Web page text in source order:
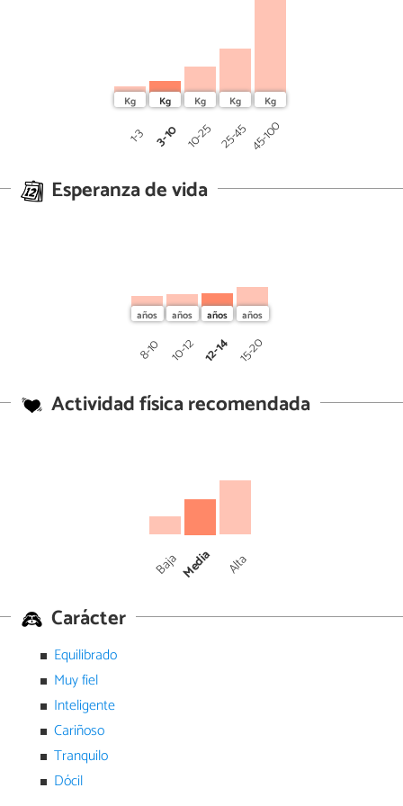
1-3 3-10 10-25 25-45 45-100
Esperanza de vida
8-10 10-12 12-14 15-20
Actividad física recomendada
Baja Media Alta
Carácter
Equilibrado
Muy fiel
Inteligente
Cariñoso
Tranquilo
Dócil